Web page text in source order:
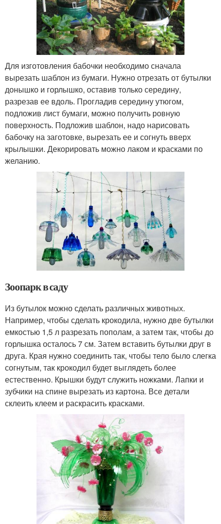
Для изготовления бабочки необходимо сначала
вырезать шаблон из бумаги. Нужно отрезать от бутылки
донышко и горлышко, оставив только середину,
разрезав ее вдоль. Прогладив середину утюгом,
подложив лист бумаги, можно получить ровную
поверхность. Подложив шаблон, надо нарисовать
бабочку на заготовке, вырезать ее и согнуть вверх
крылышки. Декорировать можно лаком и красками по
желанию.
Зоопарк в саду
Из бутылок можно сделать различных животных.
Например, чтобы сделать крокодила, нужно две бутылки
емкостью 1,5 л разрезать пополам, а затем так, чтобы до
горлышка осталось 7 см. Затем вставить бутылки друг в
друга. Края нужно соединить так, чтобы тело было слегка
согнутым, так крокодил будет выглядеть более
естественно. Крышки будут служить ножками. Лапки и
зубчики на спине вырезать из картона. Все детали
склеить клеем и раскрасить красками.